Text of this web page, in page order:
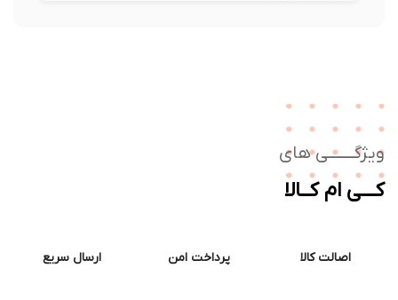
های
ام کــالا
اصالت کالا پرداخت امن ارسال سریع